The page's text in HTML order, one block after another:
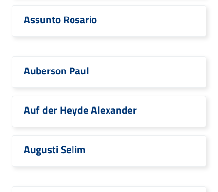
Assunto Rosario
Auberson Paul
Auf der Heyde Alexander
Augusti Selim